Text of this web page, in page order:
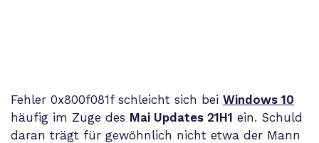
Fehler 0x800f081f schleicht sich bei Windows 10
häufig im Zuge des Mai Updates 21H1 ein. Schuld
daran trägt für gewöhnlich nicht etwa der Mann